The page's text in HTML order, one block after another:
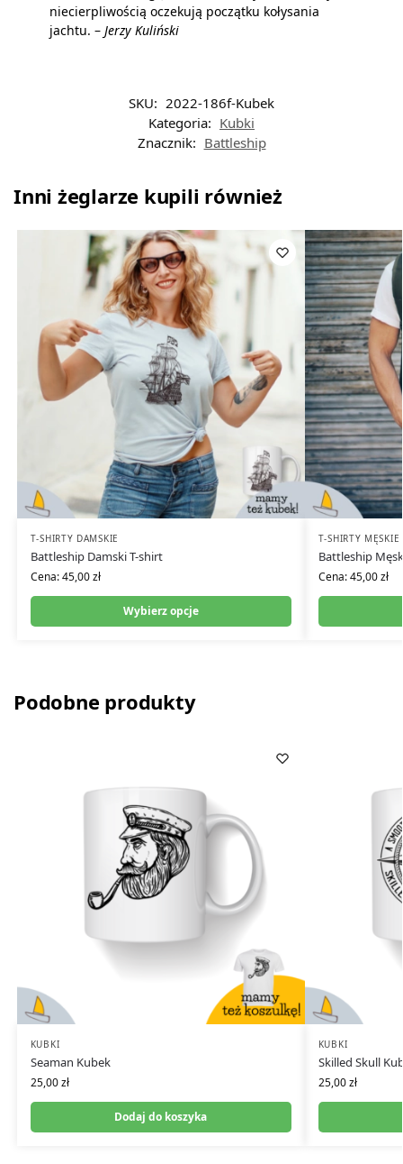
niecierpliwością oczekują początku kołysania
jachtu. – Jerzy Kuliński
SKU: 2022-186f-Kubek
Kategoria: Kubki
Znacznik: Battleship
Inni żeglarze kupili również
T-SHIRTY DAMSKIE
Battleship Damski T-shirt
Cena:45,00zł
Wybierz opcje
T-SHIRTY MĘSKIE
Battleship
Cena:45,00zł
Podobne produkty
KUBKI
Seaman Kubek
25,00zł
Dodaj do koszyka
KUBKI
Skilled Skull
25,00zł